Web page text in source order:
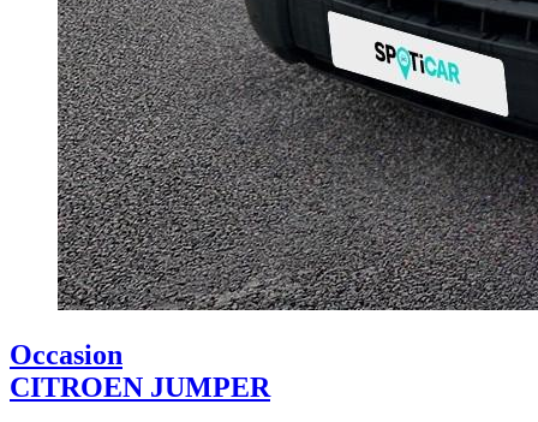
Occasion
CITROEN JUMPER